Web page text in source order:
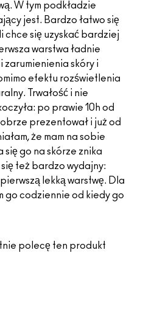
W tym podkładzie
jest. Bardzo łatwo się
chce się uzyskać bardziej
warstwa ładnie
skóry i
efektu rozświetlenia
Trwałość i nie
po prawie 10h od
prezentował i już od
że mam na sobie
się go na skórze znika
też bardzo wydajny:
lekką warstwę. Dla
go codziennie od kiedy go
polecę ten produkt